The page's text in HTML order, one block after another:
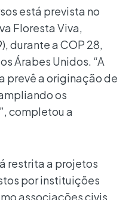
está prevista no
Floresta Viva,
durante a COP 28,
Árabes Unidos. “A
prevê a originação de
os
completou a
restrita a projetos
por instituições
associações civis,